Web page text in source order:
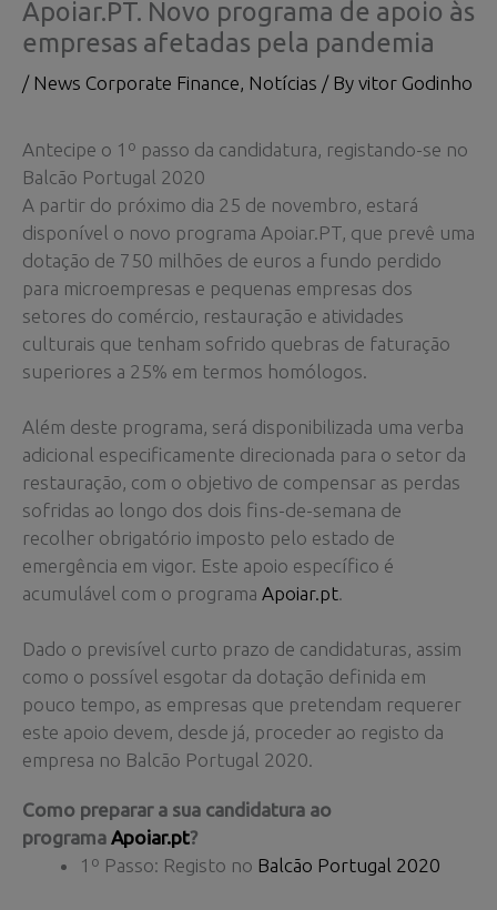
Apoiar.PT. Novo programa de apoio às
empresas afetadas pela pandemia
/ News Corporate Finance, Notícias / By vitor Godinho
Antecipe o 1º passo da candidatura, registando-se no
Balcão Portugal 2020
A partir do próximo dia 25 de novembro, estará
disponível o novo programa Apoiar.PT, que prevê uma
dotação de 750 milhões de euros a fundo perdido
para microempresas e pequenas empresas dos
setores do comércio, restauração e atividades
culturais que tenham sofrido quebras de faturação
superiores a 25% em termos homólogos.
Além deste programa, será disponibilizada uma verba
adicional especificamente direcionada para o setor da
restauração, com o objetivo de compensar as perdas
sofridas ao longo dos dois fins-de-semana de
recolher obrigatório imposto pelo estado de
emergência em vigor. Este apoio específico é
acumulável com o programa Apoiar.pt
Dado o previsível curto prazo de candidaturas, assim
como o possível esgotar da dotação definida em
pouco tempo, as empresas que pretendam requerer
este apoio devem, desde já, proceder ao registo da
empresa no Balcão Portugal 2020.
Como preparar a sua candidatura ao
programa Apoiar.pt?
1º Passo: Registo no Balcão Portugal 2020